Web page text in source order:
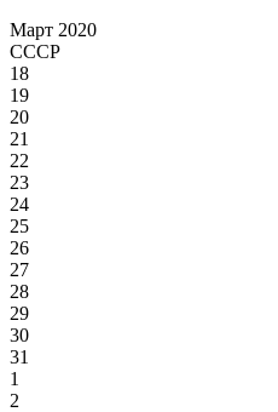
Март 2020
СССР
18
19
20
21
22
23
24
25
26
27
28
29
30
31
1
2